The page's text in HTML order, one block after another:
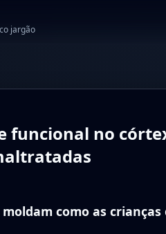
jargão
no
como as